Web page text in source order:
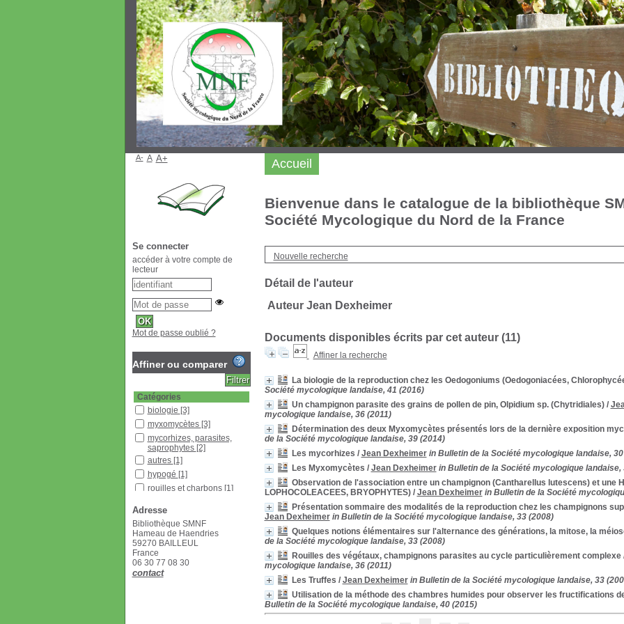
Bienvenue dans le catalogue de la bibliothèque
Société Mycologique du Nord de la France
Nouvelle recherche
Détail de l'auteur
Auteur Jean Dexheimer
Documents disponibles écrits par cet auteur (11)
Affiner la recherche
La biologie de la reproduction chez les Oedogoniums (Oedogoniacées,
Société mycologique landaise, 41 (2016)
Un champignon parasite des grains de pollen de pin, Olpidium sp. (Chytridiales)/
mycologique landaise, 36 (2011)
Détermination des deux Myxomycètes présentés lors de la dernière exposition
de la Société mycologique landaise, 39 (2014)
Les mycorhizes / Jean Dexheimer in Bulletin de la Société mycologique landaise,
Les Myxomycètes / Jean Dexheimer in Bulletin de la Société mycologique landaise,
Observation de l'association entre un champignon (Cantharellus lutescens) et une
LOPHOCOLEACEES, BRYOPHYTES)/ Jean Dexheimer in Bulletin de la Société
Présentation sommaire des modalités de la reproduction chez les champignons
Jean Dexheimer in Bulletin de la Société mycologique landaise, 33 (2008)
Quelques notions élémentaires sur l'alternance des générations, la mitose, la
de la Société mycologique landaise, 33 (2008)
Rouilles des végétaux, champignons parasites au cycle particulièrement complexe
mycologique landaise, 36 (2011)
Les Truffes / Jean Dexheimer in Bulletin de la Société mycologique landaise, 33
Utilisation de la méthode des chambres humides pour observer les fructifications
Bulletin de la Société mycologique landaise, 40 (2015)
Accueil
A- A A+
Se connecter
accéder à votre compte de
lecteur
Mot de passe oublié ?
Affiner ou comparer
Catégories
biologie [3]
myxomycètes [3]
mycorhizes, parasites,
saprophytes [2]
autres [1]
hypogé [1]
rouilles et charbons [1]
Localisation
Bibliothèque SMNF
Section
Revues françaises
(étagère D)
Adresse
Bibliothèque SMNF
Hameau de Haendries
59270 BAILLEUL
France
06 30 77 08 30
contact